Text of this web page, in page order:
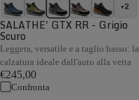
+2
SALATHE' GTX RR - Grigio
Scuro
Leggera, versatile e a taglio basso: la
calzatura ideale dall'auto alla vetta
€245,00
Confronta